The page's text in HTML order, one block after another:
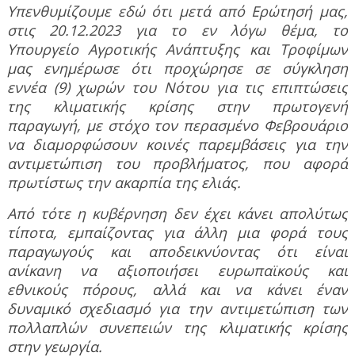
Υπενθυμίζουμε εδώ ότι μετά από Ερώτησή μας,
στις 20.12.2023 για το εν λόγω θέμα, το
Υπουργείο Αγροτικής Ανάπτυξης και Τροφίμων
μας ενημέρωσε ότι προχώρησε σε σύγκληση
εννέα (9) χωρών του Νότου για τις επιπτώσεις
της κλιματικής κρίσης στην πρωτογενή
παραγωγή, με στόχο τον περασμένο Φεβρουάριο
να διαμορφώσουν κοινές παρεμβάσεις για την
αντιμετώπιση του προβλήματος, που αφορά
πρωτίστως την ακαρπία της ελιάς.
Από τότε η κυβέρνηση δεν έχει κάνει απολύτως
τίποτα, εμπαίζοντας για άλλη μια φορά τους
παραγωγούς και αποδεικνύοντας ότι είναι
ανίκανη να αξιοποιήσει ευρωπαϊκούς και
εθνικούς πόρους, αλλά και να κάνει έναν
δυναμικό σχεδιασμό για την αντιμετώπιση των
πολλαπλών συνεπειών της κλιματικής κρίσης
στην γεωργία.